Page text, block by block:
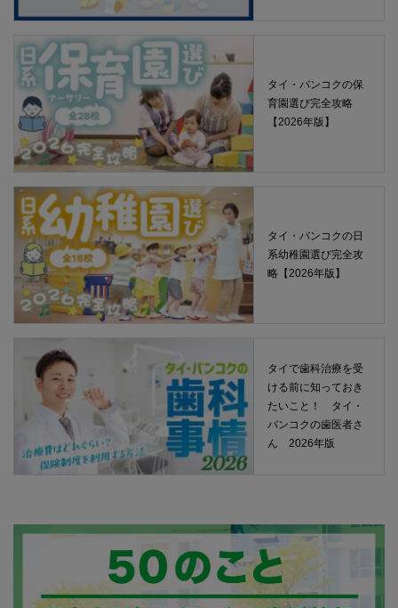
タイ・バンコクの保
育園選び完全攻略
【2026年版】
タイ・バンコクの日
系幼稚園選び完全攻
略【2026年版】
タイで歯科治療を受
ける前に知っておき
たいこと！ タイ・
バンコクの歯医者さ
ん 2026年版